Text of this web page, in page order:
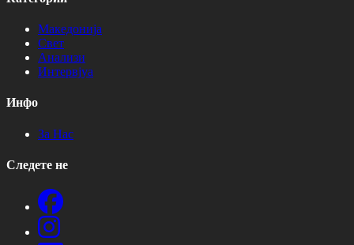
Македонија
Свет
Анализи
Интервјуа
Инфо
За Нас
Следете не